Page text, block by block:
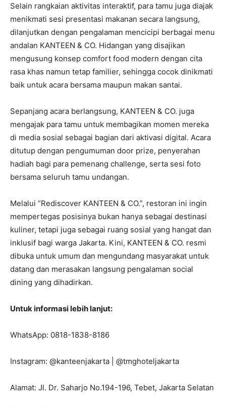
Selain rangkaian aktivitas interaktif, para tamu juga diajak
menikmati sesi presentasi makanan secara langsung,
dilanjutkan dengan pengalaman mencicipi berbagai menu
andalan KANTEEN & CO. Hidangan yang disajikan
mengusung konsep comfort food modern dengan cita
rasa khas namun tetap familier, sehingga cocok dinikmati
baik untuk acara bersama maupun makan santai.
Sepanjang acara berlangsung, KANTEEN & CO. juga
mengajak para tamu untuk membagikan momen mereka
di media sosial sebagai bagian dari aktivasi digital. Acara
ditutup dengan pengumuman door prize, penyerahan
hadiah bagi para pemenang challenge, serta sesi foto
bersama seluruh tamu undangan.
Melalui “Rediscover KANTEEN & CO.”, restoran ini ingin
mempertegas posisinya bukan hanya sebagai destinasi
kuliner, tetapi juga sebagai ruang sosial yang hangat dan
inklusif bagi warga Jakarta. Kini, KANTEEN & CO. resmi
dibuka untuk umum dan mengundang masyarakat untuk
datang dan merasakan langsung pengalaman social
dining yang dihadirkan.
Untuk informasi lebih lanjut:
WhatsApp: 0818-1838-8186
Instagram: @kanteenjakarta | @tmghoteljakarta
Alamat: Jl. Dr. Saharjo No.194-196, Tebet, Jakarta Selatan